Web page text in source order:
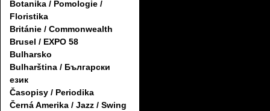
Botanika / Pomologie /
Floristika
Británie / Commonwealth
Brusel / EXPO 58
Bulharsko
Bulharština / Български
език
Časopisy / Periodika
Černá Amerika / Jazz / Swing